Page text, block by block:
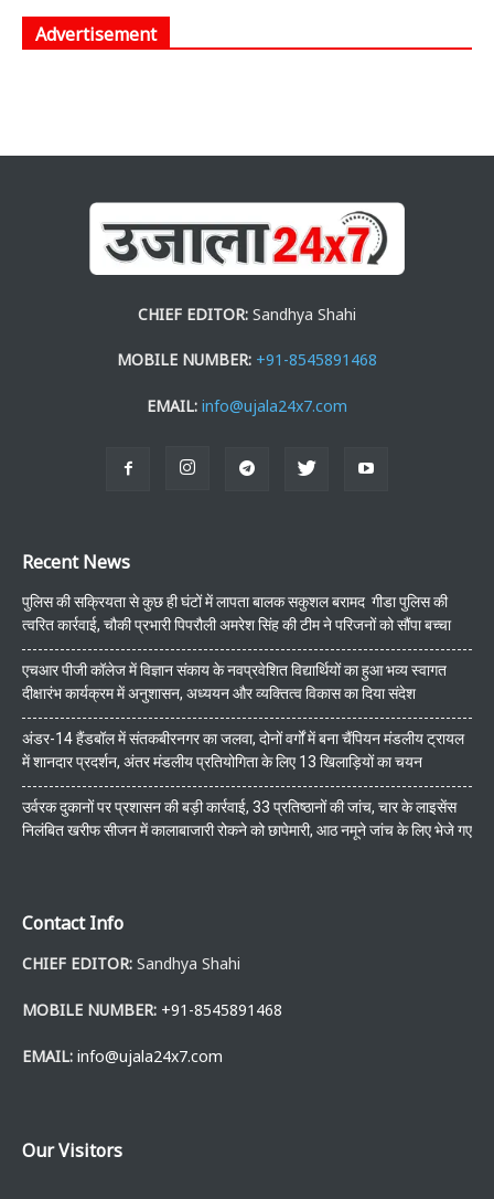
Advertisement
CHIEF EDITOR: Sandhya Shahi
MOBILE NUMBER: +91-8545891468
EMAIL: info@ujala24x7.com
Recent News
पुलिस की सक्रियता से कुछ ही घंटों में लापता बालक सकुशल बरामद गीडा पुलिस की
त्वरित कार्रवाई, चौकी प्रभारी पिपरौली अमरेश सिंह की टीम ने परिजनों को सौंपा बच्चा
एचआर पीजी कॉलेज में विज्ञान संकाय के नवप्रवेशित विद्यार्थियों का हुआ भव्य स्वागत
दीक्षारंभ कार्यक्रम में अनुशासन, अध्ययन और व्यक्तित्व विकास का दिया संदेश
अंडर-14 हैंडबॉल में संतकबीरनगर का जलवा, दोनों वर्गों में बना चैंपियन मंडलीय ट्रायल
में शानदार प्रदर्शन, अंतर मंडलीय प्रतियोगिता के लिए 13 खिलाड़ियों का चयन
उर्वरक दुकानों पर प्रशासन की बड़ी कार्रवाई, 33 प्रतिष्ठानों की जांच, चार के लाइसेंस
निलंबित खरीफ सीजन में कालाबाजारी रोकने को छापेमारी, आठ नमूने जांच के लिए भेजे गए
Contact Info
CHIEF EDITOR: Sandhya Shahi
MOBILE NUMBER: +91-8545891468
EMAIL: info@ujala24x7.com
Our Visitors